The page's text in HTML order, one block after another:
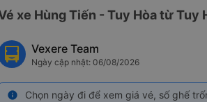
xe Hùng Tiến - Tuy Hòa từ Tuy
Vexere Team
Ngày cập nhật: 06/08/2026
info Chọn ngày đi để xem giá vé, số ghế